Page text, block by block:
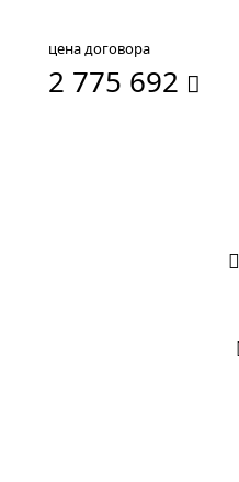
цена договора
2 775 692